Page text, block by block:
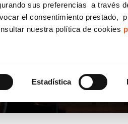
sus preferencias a través
el consentimiento prestado,
nuestra política de cookies
Estadística